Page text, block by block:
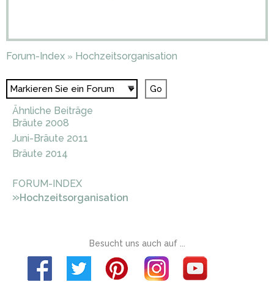
Forum-Index » Hochzeitsorganisation
Ähnliche Beiträge
Bräute 2008
Juni-Bräute 2011
Bräute 2014
FORUM-INDEX
»Hochzeitsorganisation
Besucht uns auch auf ...